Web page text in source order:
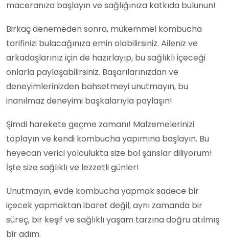
maceranıza başlayın ve sağlığınıza katkıda bulunun!
Birkaç denemeden sonra, mükemmel kombucha
tarifinizi bulacağınıza emin olabilirsiniz. Aileniz ve
arkadaşlarınız için de hazırlayıp, bu sağlıklı içeceği
onlarla paylaşabilirsiniz. Başarılarınızdan ve
deneyimlerinizden bahsetmeyi unutmayın, bu
inanılmaz deneyimi başkalarıyla paylaşın!
Şimdi harekete geçme zamanı! Malzemelerinizi
toplayın ve kendi kombucha yapımına başlayın. Bu
heyecan verici yolculukta size bol şanslar diliyorum!
İşte size sağlıklı ve lezzetli günler!
Unutmayın, evde kombucha yapmak sadece bir
içecek yapmaktan ibaret değil; aynı zamanda bir
süreç, bir keşif ve sağlıklı yaşam tarzına doğru atılmış
bir adım.